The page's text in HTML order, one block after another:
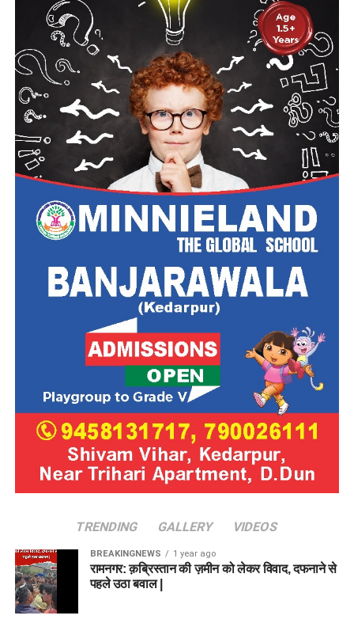
TRENDING GALLERY VIDEOS
BREAKINGNEWS 1 year ago
रामनगर: क़ब्रिस्तान की ज़मीन को लेकर विवाद, दफनाने से
पहले उठा बवाल |